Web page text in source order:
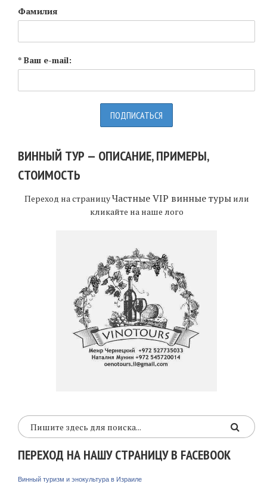
Фамилия
* Ваш e-mail:
ВИННЫЙ ТУР — ОПИСАНИЕ, ПРИМЕРЫ,
СТОИМОСТЬ
Переход на страницуЧастные VIP винные турыили
кликайте на наше лого
ПЕРЕХОД НА НАШУ СТРАНИЦУ В FACEBOOK
Винный туризм и энокультура в Израиле